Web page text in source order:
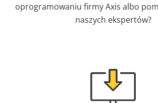
oprogramowaniu firmy Axis albo
naszych ekspertów?